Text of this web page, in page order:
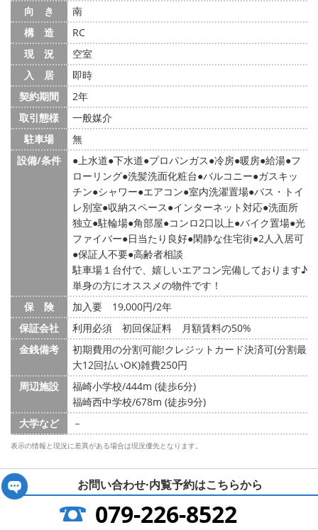
向 き
南
構 造
RC
現 況
空室
入 居
即時
契約期間
2年
取引態様
一般媒介
駐車場
無
設備/条件
上水道 下水道 プロパンガス 冷房 暖房 給湯 フ
ローリング 洗髪洗面化粧台 バルコニー ガスキッ
チン シャワー エアコン 室内洗濯置場 バス・トイ
レ別室 収納スペース インターネット対応 洗面所
独立 駐輪場 角部屋 コンロ2口以上 バイク置場 光
ファイバー 日当たり良好 閑静な住宅街 2人入居可
保証人不要 高齢者相談
駐車場１台付で、嬉しいエアコン完備しております♪
単身の方にオススメの物件です！
保 険
加入要 19,000円/2年
保証会社
利用必須 初回保証料 月額賃料の50%
金銭備考
初期費用の分割可能!クレジットカード決済可(分割最
大12回払いOK)雑費250円
周辺施設
福崎小学校/444m (徒歩6分)
福崎西中学校/678m (徒歩9分)
大学など
－
表示の情報と現況に差異がある場合は現況優先となります。
お問い合わせ·内覧予約はこちらから
079-226-8522